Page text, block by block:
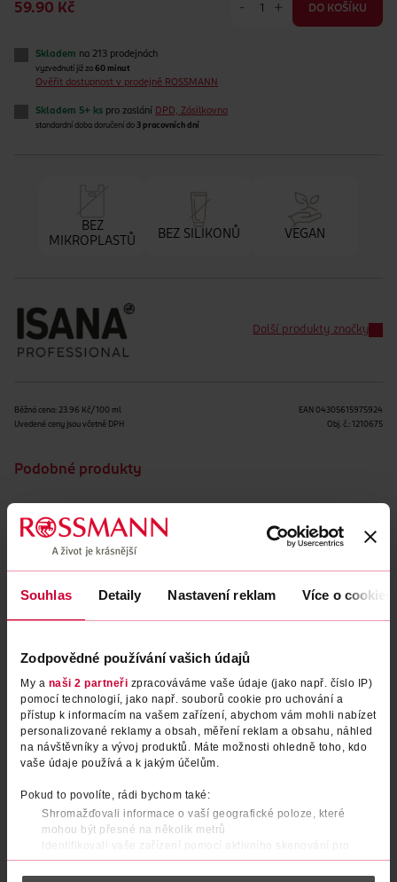
Souhlas Detaily Nastavení reklam Více o cookies
Zodpovědné používání vašich údajů
My a naši 2 partneři zpracováváme vaše údaje (jako např. číslo IP)
pomocí technologií, jako např. souborů cookie pro uchování a
přístup k informacím na vašem zařízení, abychom vám mohli nabízet
personalizované reklamy a obsah, měření reklam a obsahu, náhled
na návštěvníky a vývoj produktů. Máte možnosti ohledně toho, kdo
vaše údaje používá a k jakým účelům.
Pokud to povolíte, rádi bychom také:
Shromažďovali informace o vaší geografické poloze, které
mohou být přesné na několik metrů
Identifikovali vaše zařízení pomocí aktivního skenování pro
konkrétní charakteristiky (otisk prstu)
59.90 Kč - + DO KOŠÍKU
Skladem na 213 prodejnách
vyzvednutí již za 60 minut
Ověřit dostupnost v prodejně ROSSMANN
Skladem 5+ ks pro zaslání DPD, Zásilkovna
standardní doba doručení do 3 pracovních dní
BEZ
MIKROPLASTŮ
BEZ SILIKONŮ VEGAN
Další produkty značky
Běžná cena: 23.96 Kč/100 ml
Uvedené ceny jsou včetně DPH
EAN 04305615975924
Obj. č.: 1210675
Podobné produkty
Regenerační kondicionér
Express Repair
ISANA Professional 150 ml
DO KOŠÍKU
Balzám Full Resist
DO KOŠÍKU